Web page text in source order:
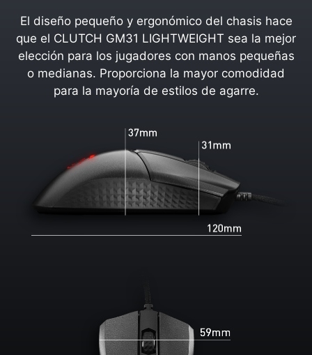
El diseño pequeño y ergonómico del chasis hace
que el CLUTCH GM31 LIGHTWEIGHT sea la mejor
elección para los jugadores con manos pequeñas
o medianas. Proporciona la mayor comodidad
para la mayoría de estilos de agarre.